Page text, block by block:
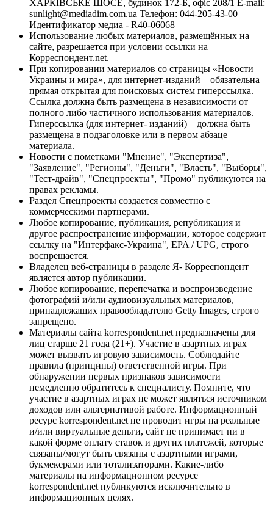
ХАРКІВСЬКЕ ШОСЕ, будинок 172-Б, офіс 208/1 E-mail:
sunlight@mediadim.com.ua Телефон: 044-205-43-00
Идентификатор медиа - R40-06068
Использование любых материалов, размещённых на
сайте, разрешается при условии ссылки на
Корреспондент.net.
При копировании материалов со страницы «Новости
Украины и мира», для интернет-изданий – обязательна
прямая открытая для поисковых систем гиперссылка.
Ссылка должна быть размещена в независимости от
полного либо частичного использования материалов.
Гиперссылка (для интернет- изданий) – должна быть
размещена в подзаголовке или в первом абзаце
материала.
Новости с пометками "Мнение", "Экспертиза",
"Заявление", "Регионы", "Деньги", "Власть", "Выборы",
"Тест-драйв", "Спецпроекты", "Промо" публикуются на
правах рекламы.
Раздел Спецпроекты создается совместно с
коммерческими партнерами.
Любое копирование, публикация, републикация и
другое распространение информации, которое содержит
ссылку на "Интерфакс-Украина", EPA / UPG, строго
воспрещается.
Владелец веб-страницы в разделе Я- Корреспондент
является автор публикации.
Любое копирование, перепечатка и воспроизведение
фотографий и/или аудиовизуальных материалов,
принадлежащих правообладателю Getty Images, строго
запрещено.
Материалы сайта korrespondent.net предназначены для
лиц старше 21 года (21+). Участие в азартных играх
может вызвать игровую зависимость. Соблюдайте
правила (принципы) ответственной игры. При
обнаружении первых признаков зависимости
немедленно обратитесь к специалисту. Помните, что
участие в азартных играх не может являться источником
доходов или альтернативой работе. Информационный
ресурс korrespondent.net не проводит игры на реальные
и/или виртуальные деньги, сайт не принимает ни в
какой форме оплату ставок и других платежей, которые
связаны/могут быть связаны с азартными играми,
букмекерами или тотализаторами. Какие-либо
материалы на информационном ресурсе
korrespondent.net публикуются исключительно в
информационных целях.